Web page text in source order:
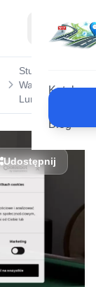
Katalog
Blog
Studio tatuażu
Warszawa |
Lunatyk Studio
Udostępnij